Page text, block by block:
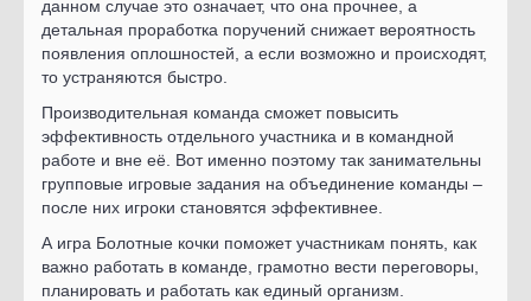
данном случае это означает, что она прочнее, а
детальная проработка поручений снижает вероятность
появления оплошностей, а если возможно и происходят,
то устраняются быстро.
Производительная команда сможет повысить
эффективность отдельного участника и в командной
работе и вне её. Вот именно поэтому так занимательны
групповые игровые задания на объединение команды –
после них игроки становятся эффективнее.
А игра Болотные кочки поможет участникам понять, как
важно работать в команде, грамотно вести переговоры,
планировать и работать как единый организм.